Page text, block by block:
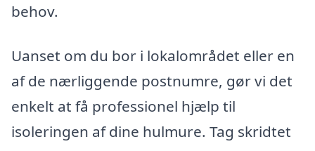
behov.
Uanset om du bor i lokalområdet eller en
af de nærliggende postnumre, gør vi det
enkelt at få professionel hjælp til
isoleringen af dine hulmure. Tag skridtet